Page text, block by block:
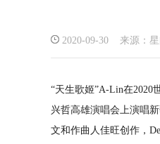
2020-09-30 来源：星
“天生歌姬”A-Lin在2020
兴哲高雄演唱会上演唱
文和作曲人佳旺创作，